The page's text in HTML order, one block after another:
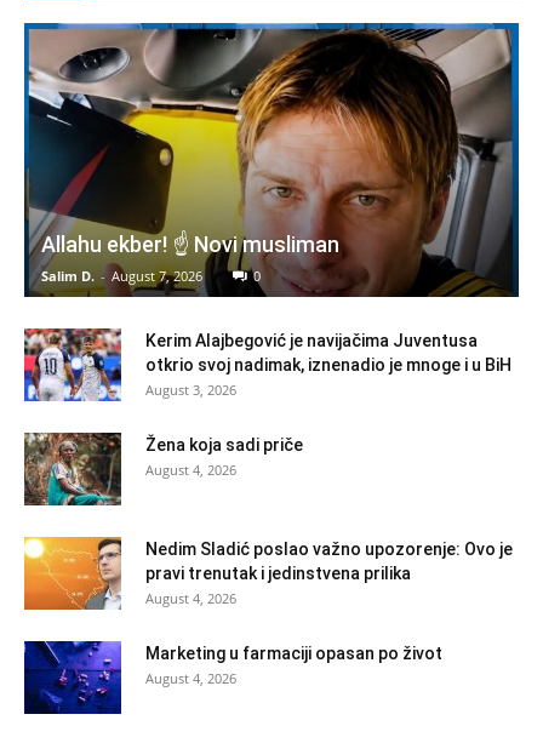
Allahu ekber! ☝️ Novi musliman
Salim D. - August 7, 2026 0
Kerim Alajbegović je navijačima Juventusa
otkrio svoj nadimak, iznenadio je mnoge i u BiH
August 3, 2026
Žena koja sadi priče
August 4, 2026
Nedim Sladić poslao važno upozorenje: Ovo je
pravi trenutak i jedinstvena prilika
August 4, 2026
Marketing u farmaciji opasan po život
August 4, 2026